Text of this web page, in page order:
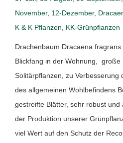
November, 12-Dezember,
K & K Pflanzen, KK-Grünpflanzen
Drachenbaum Dracaena
Blickfang in der Wohnung, große
Solitärpflanzen, zu Verbesserung
des allgemeinen Wohlbefindens
gestreifte Blätter, sehr robust
der Produktion unserer
viel Wert auf den Schutz der